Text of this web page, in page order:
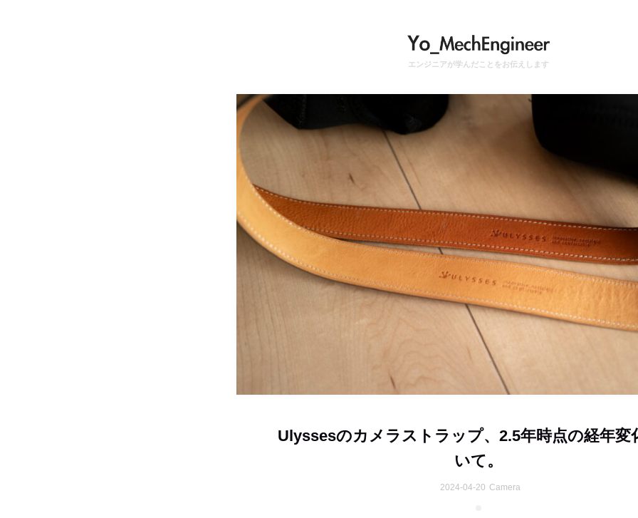
エンジニアが学んだことをお伝えします
Ulyssesのカメラストラップ、2.5年時点の経年変
いて。
2024-04-20 Camera